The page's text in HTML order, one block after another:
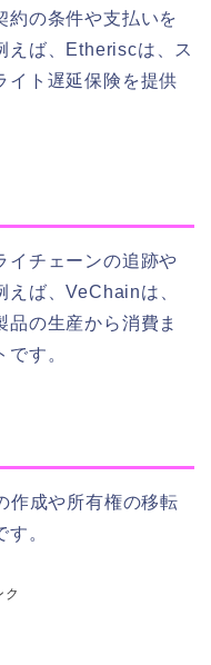
約の条件や支払いを
えば、Etheriscは、ス
イト遅延保険を提供
イチェーンの追跡や
ば、VeChainは、
品の生産から消費ま
す。
作成や所有権の移転
。
ク